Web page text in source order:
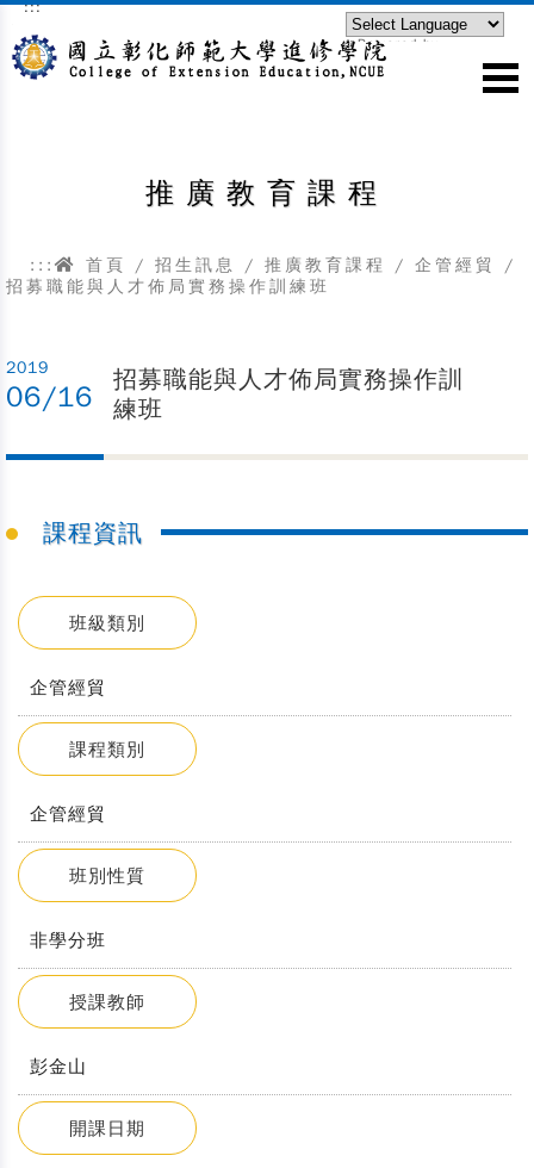
跳到主要內容區塊
:::
Powered by
推廣教育課程
::: 首頁 / 招生訊息 / 推廣教育課程 / 企管經貿
/
招募職能與人才佈局實務操作訓練班
2019
06/16
招募職能與人才佈局實務操作訓
練班
課程資訊
班級類別
企管經貿
課程類別
企管經貿
班別性質
非學分班
授課教師
彭金山
開課日期